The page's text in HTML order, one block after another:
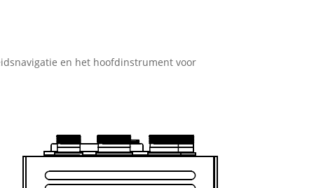
en het hoofdinstrument voor